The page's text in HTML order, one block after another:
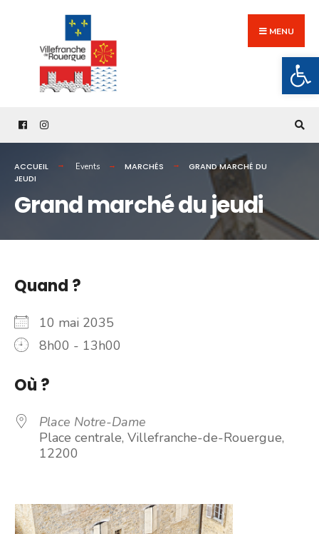
content
MENU
ACCUEIL Events MARCHÉS
GRAND MARCHÉ DU
JEUDI
Grand marché du jeudi
Quand ?
10 mai 2035
8h00 - 13h00
Où ?
Place Notre-Dame
Place centrale, Villefranche-de-Rouergue,
12200